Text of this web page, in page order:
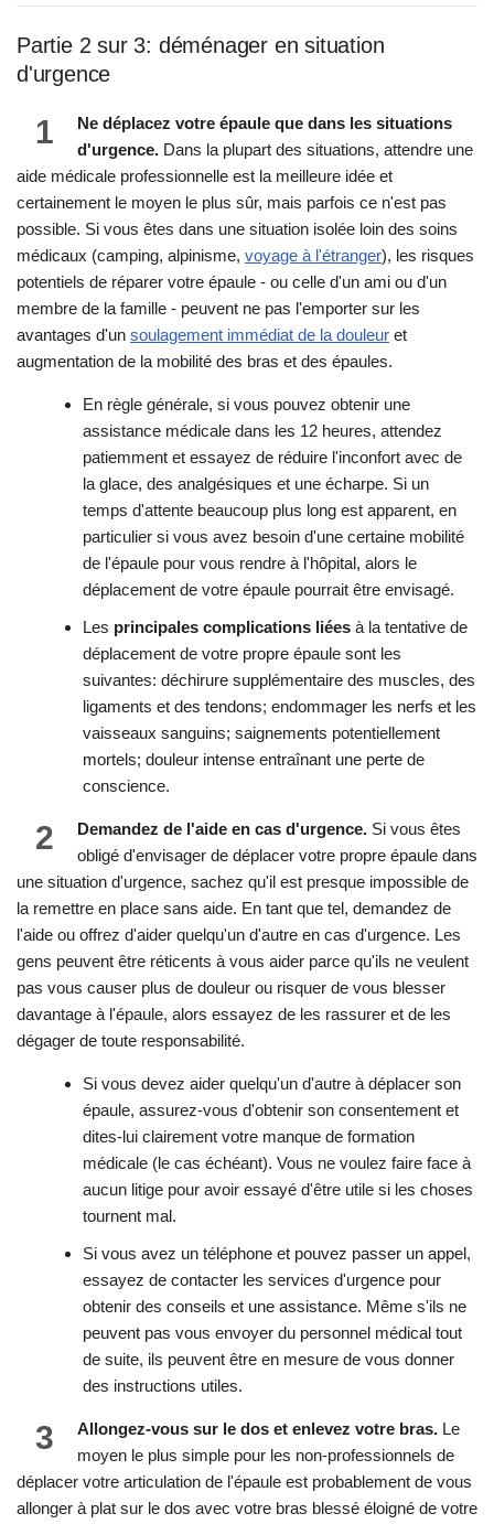
Partie 2 sur 3: déménager en situation
d'urgence
1
Ne déplacez votre épaule que dans les situations
d'urgence. Dans la plupart des situations, attendre une
aide médicale professionnelle est la meilleure idée et
certainement le moyen le plus sûr, mais parfois ce n'est pas
possible. Si vous êtes dans une situation isolée loin des soins
médicaux (camping, alpinisme, voyage à l'étranger), les risques
potentiels de réparer votre épaule - ou celle d'un ami ou d'un
membre de la famille - peuvent ne pas l'emporter sur les
avantages d'un soulagement immédiat de la douleur et
augmentation de la mobilité des bras et des épaules.
En règle générale, si vous pouvez obtenir une
assistance médicale dans les 12 heures, attendez
patiemment et essayez de réduire l'inconfort avec de
la glace, des analgésiques et une écharpe. Si un
temps d'attente beaucoup plus long est apparent, en
particulier si vous avez besoin d'une certaine mobilité
de l'épaule pour vous rendre à l'hôpital, alors le
déplacement de votre épaule pourrait être envisagé.
Les principales complications liées à la tentative de
déplacement de votre propre épaule sont les
suivantes: déchirure supplémentaire des muscles, des
ligaments et des tendons; endommager les nerfs et les
vaisseaux sanguins; saignements potentiellement
mortels; douleur intense entraînant une perte de
conscience.
2 Demandez de l'aide en cas d'urgence. Si vous êtes
obligé d'envisager de déplacer votre propre épaule dans
une situation d'urgence, sachez qu'il est presque impossible de
la remettre en place sans aide. En tant que tel, demandez de
l'aide ou offrez d'aider quelqu'un d'autre en cas d'urgence. Les
gens peuvent être réticents à vous aider parce qu'ils ne veulent
pas vous causer plus de douleur ou risquer de vous blesser
davantage à l'épaule, alors essayez de les rassurer et de les
dégager de toute responsabilité.
Si vous devez aider quelqu'un d'autre à déplacer son
épaule, assurez-vous d'obtenir son consentement et
dites-lui clairement votre manque de formation
médicale (le cas échéant). Vous ne voulez faire face à
aucun litige pour avoir essayé d'être utile si les choses
tournent mal.
Si vous avez un téléphone et pouvez passer un appel,
essayez de contacter les services d'urgence pour
obtenir des conseils et une assistance. Même s'ils ne
peuvent pas vous envoyer du personnel médical tout
de suite, ils peuvent être en mesure de vous donner
des instructions utiles.
3 Allongez-vous sur le dos et enlevez votre bras. Le
moyen le plus simple pour les non-professionnels de
déplacer votre articulation de l'épaule est probablement de vous
allonger à plat sur le dos avec votre bras blessé éloigné de votre